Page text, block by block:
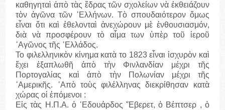
καθηγηταὶ ἀπὸ τὰς ἕδρας τῶν σχολείων νὰ ἐκθειάζουν
τὸν ἀγῶνα τῶν ῾Ελλήνων. Τὸ σπουδαιότερον ὄμως
εἶναι ὅτι καὶ ἐθελονταὶ ἀνεχώρουν μὲ ἐνθουσιασμόν,
διὰ νὰ προσφέρουν τὸ αἷμα των ὑπὲρ τοῦ ἱεροῦ
᾽Αγῶνος τῆς ῾Ελλάδος.
Το φιλελληνικὸν κίνημα κατὰ το 1823 εἶναι ἰσχυρὸν καὶ
ἔχει ἐξαπλωθῆ ἀπὸ τὴν Φινλανδίαν μέχρι τῆς
Πορτογαλίας καὶ ἀπὸ τὴν Πολωνίαν μέχρι τῆς
᾽Αμερικῆς. ᾽Απὸ τοὺς φιλέλληνας διεκρίθησαν κατὰ
χώρας οἱ ἑπόμενοι :
Εἰς τὰς Η.Π.Α. ὁ ᾽Εδουάρδος ῎Εβερετ, ὁ Βέπτσερ , ὁ